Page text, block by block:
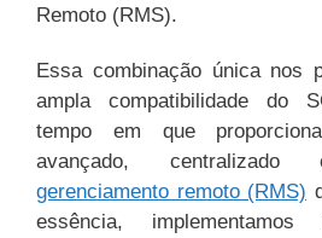
Remoto (RMS).
Essa combinação única nos
ampla compatibilidade do
tempo em que
avançado,
gerenciamento remoto (RMS)
essência,